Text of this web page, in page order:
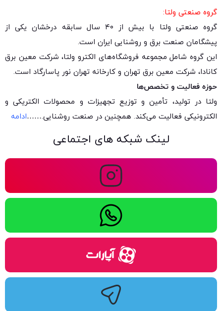
گروه صنعتی ولتا:
گروه صنعتی ولتا با بیش از ۴۰ سال سابقه درخشان یکی از
پیشگامان صنعت برق و روشنایی ایران است.
این گروه شامل مجموعه فروشگاه‌های الکترو ولتا، شرکت معین برق
کانادا، شرکت معین برق تهران و کارخانه تهران نور پاسارگاد است.
حوزه فعالیت و تخصص‌ها
ولتا در تولید، تأمین و توزیع تجهیزات و محصولات الکتریکی و
الکترونیکی فعالیت می‌کند. همچنین در صنعت روشنایی.……ادامه
لینک شبکه های اجتماعی